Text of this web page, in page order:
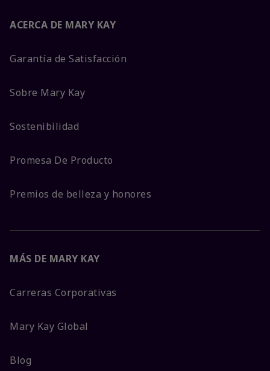
ACERCA DE MARY KAY
Garantía de Satisfacción
Sobre Mary Kay
Sostenibilidad
Promesa De Producto
Premios de belleza y honores
MÁS DE MARY KAY
Carreras Corporativas
Mary Kay Global
Blog